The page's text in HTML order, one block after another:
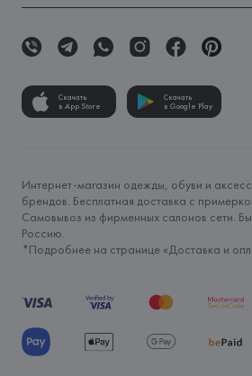
Скачать
в App Store
Скачать
в Google Play
Интернет-магазин одежды, обуви и
брендов. Бесплатная доставка с
Самовывоз из фирменных салонов сети.
Россию.
*Подробнее на странице «Доставка и